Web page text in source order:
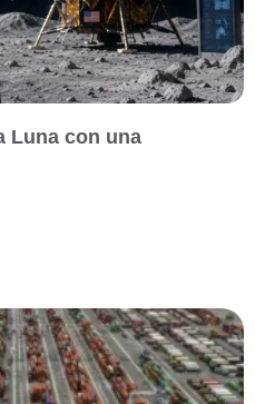
Luna con una